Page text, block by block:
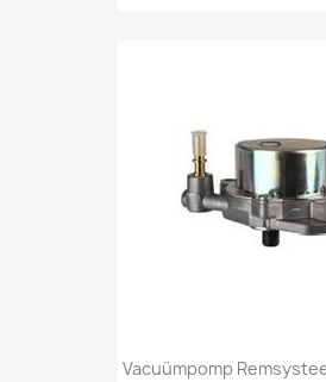
Vacuümpomp